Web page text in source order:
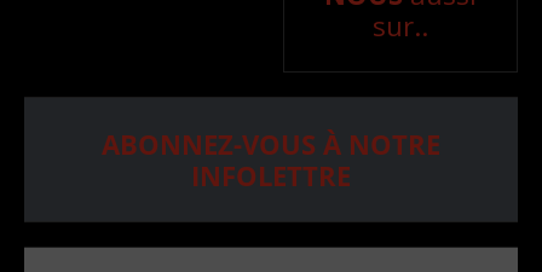
sur..
ABONNEZ-VOUS À NOTRE
INFOLETTRE